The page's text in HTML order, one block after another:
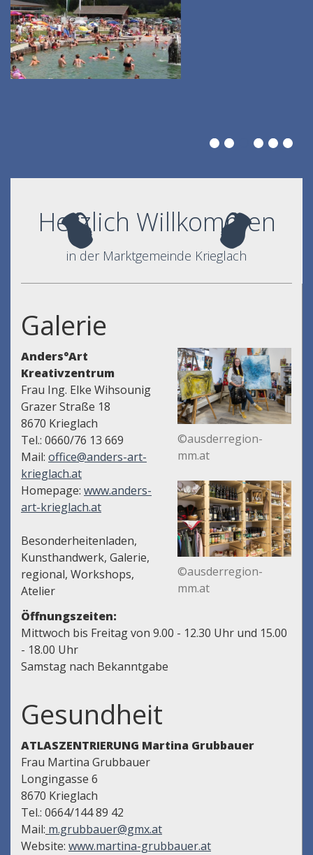
Herzlich Willkommen
in der Marktgemeinde Krieglach
Galerie
©ausderregion-
mm.at
©ausderregion-
mm.at
Anders°Art
Kreativzentrum
Frau Ing. Elke Wihsounig
Grazer Straße 18
8670 Krieglach
Tel.: 0660/76 13 669
Mail: office@anders-art-
krieglach.at
Homepage: www.anders-
art-krieglach.at
Besonderheitenladen,
Kunsthandwerk, Galerie,
regional, Workshops,
Atelier
Öffnungszeiten:
Mittwoch bis Freitag von 9.00 - 12.30 Uhr und 15.00
- 18.00 Uhr
Samstag nach Bekanntgabe
Gesundheit
ATLASZENTRIERUNG Martina Grubbauer
Frau Martina Grubbauer
Longingasse 6
8670 Krieglach
Tel.: 0664/144 89 42
Mail: m.grubbauer@gmx.at
Website: www.martina-grubbauer.at